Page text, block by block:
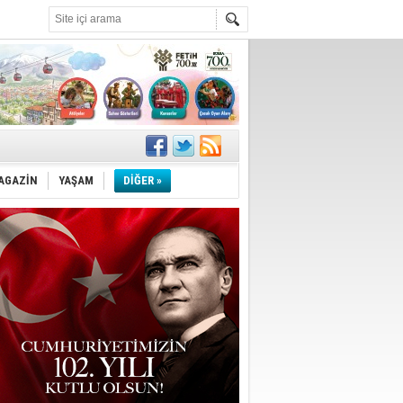
YAŞAM DİĞER »